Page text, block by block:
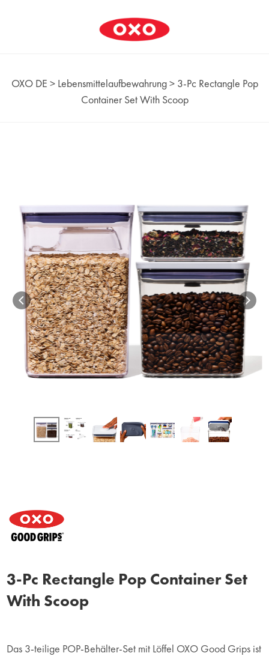
OXO DE > Lebensmittelaufbewahrung> 3-Pc Rectangle Pop
Container Set With Scoop
3-Pc Rectangle Pop Container Set
With Scoop
Das 3-teilige POP-Behälter-Set mit Löffel OXO Good Grips ist